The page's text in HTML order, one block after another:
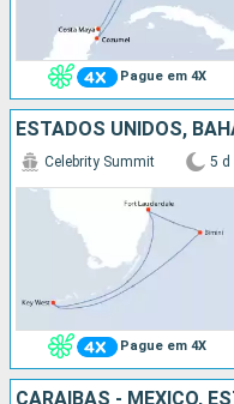
Pague em 4X
ESTADOS UNIDOS,
Pague em 4X
Celebrity Summit 5 d
CARAIBAS - MEXICO,